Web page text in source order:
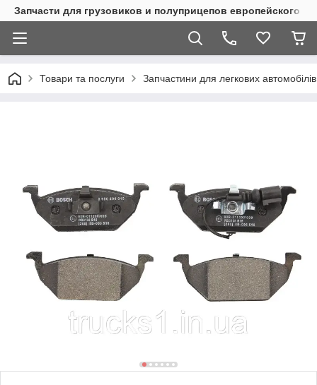
Запчасти для грузовиков и полуприцепов европейского
Товари та послуги Запчастини для легкових автомобілів